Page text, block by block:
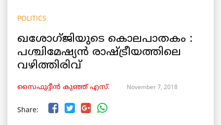
POLITICS
ഖശോഗ്ജിയുടെ കൊലപാതകം :
പശ്ചിമേഷ്യൻ രാഷ്ട്രീയത്തിലെ
വഴിത്തിരിവ്
സൈഫുദ്ദീൻ കുഞ്ഞ് എസ്. November 7, 2018
Share: